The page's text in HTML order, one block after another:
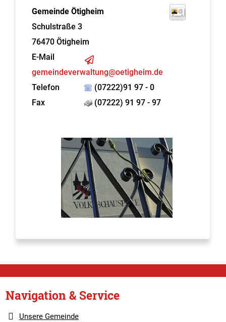
Gemeinde Ötigheim
Schulstraße 3
76470 Ötigheim
E-Mail
gemeindeverwaltung@oetigheim.de
Telefon
(07222)91 97 - 0
Fax
(07222) 91 97 - 97
Navigation & Service
Unsere Gemeinde